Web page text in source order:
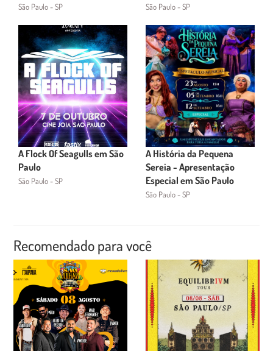
São Paulo - SP São Paulo - SP
A Flock Of Seagulls em São
Paulo
São Paulo - SP
A História da Pequena
Sereia - Apresentação
Especial em São Paulo
São Paulo - SP
Recomendado para você